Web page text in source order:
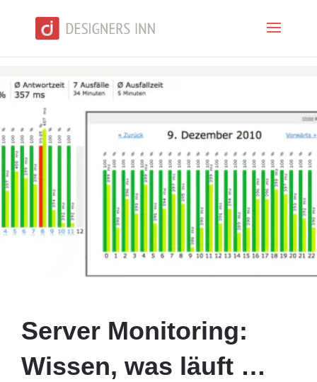
Server Monitoring:
Wissen, was läuft …